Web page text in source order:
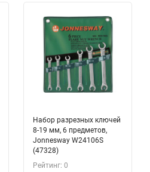
Набор разрезных ключей
8-19 мм, 6 предметов,
Jonnesway W24106S
(47328)
Рейтинг: 0